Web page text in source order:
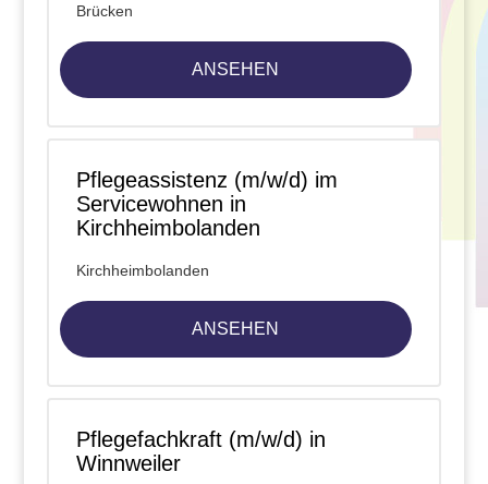
Brücken
ANSEHEN
Pflegeassistenz (m/w/d) im
Servicewohnen in
Kirchheimbolanden
Kirchheimbolanden
ANSEHEN
Pflegefachkraft (m/w/d) in
Winnweiler